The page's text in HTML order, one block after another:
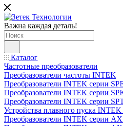
Важна каждая деталь!
Каталог
Частотные преобразователи
Преобразователи частоты INTEK
Преобразователи INTEK серии
Преобразователи INTEK серии
Преобразователи INTEK серии
Устройства плавного пуска
Преобразователи INTEK серии